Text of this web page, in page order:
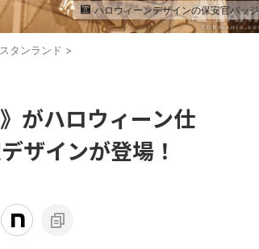
ハロウィーンデザインの保安官バッジ
タンランド >
がハロウィーン仕
ザインが登場！